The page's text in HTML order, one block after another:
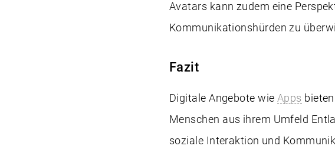
Avatars kann zudem eine
Kommunikationshürden zu
Fazit
Digitale Angebote wie Apps
Menschen aus ihrem Umfeld
soziale Interaktion und